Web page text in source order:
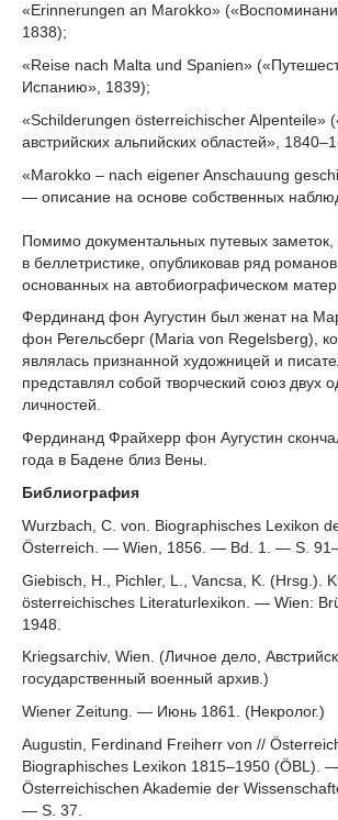
«Erinnerungen an Marokko»
1838);
«Reise nach Malta und Spanien»
Испанию», 1839);
«Schilderungen österreichischer Alpenteile»
австрийских альпийских областей»,
«Marokko – nach eigener Anschauung
— описание на основе собственных
Помимо документальных путевых
в беллетристике, опубликовав ряд
основанных на автобиографическом
Фердинанд фон Аугустин был женат на
фон Регельсберг (Maria von Regelsberg),
являлась признанной художницей и
представлял собой творческий союз двух
личностей.
Фердинанд Фрайхерр фон Аугустин
года в Бадене близ Вены.
Библиография
Wurzbach, C. von. Biographisches Lexikon
Österreich. — Wien, 1856. — Bd. 1. — S.
Giebisch, H., Pichler, L., Vancsa, K. (Hrsg.).
österreichisches Literaturlexikon. — Wien:
1948.
Kriegsarchiv, Wien. (Личное дело,
государственный военный архив.)
Wiener Zeitung. — Июнь 1861. (Некролог.)
Augustin, Ferdinand Freiherr von //
Biographisches Lexikon 1815–1950 (ÖBL).
Österreichischen Akademie der
— S. 37.